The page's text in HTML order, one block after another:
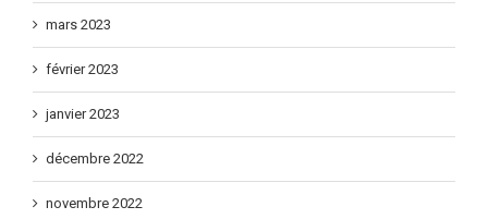
mars 2023
février 2023
janvier 2023
décembre 2022
novembre 2022